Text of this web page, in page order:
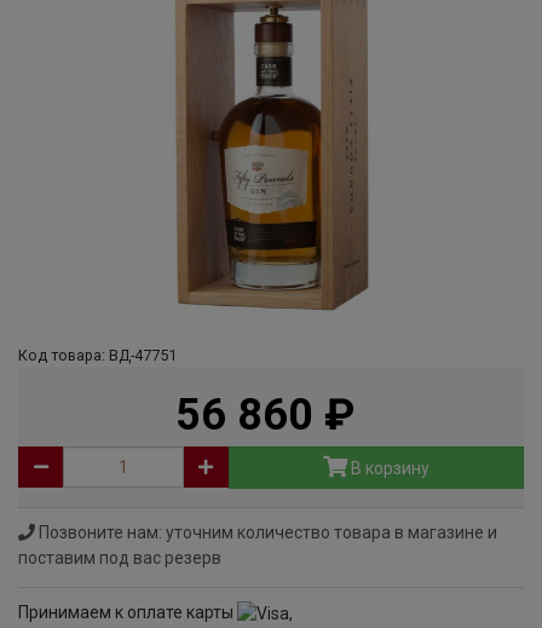
Код товара: ВД-47751
56 860
В корзину
Позвоните нам: уточним количество товара в магазине и
поставим под вас резерв
Принимаем к оплате карты